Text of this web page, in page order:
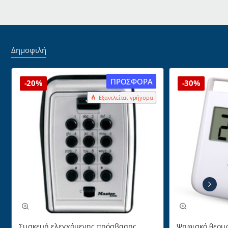
γκρι
Δημοφιλή
ΠΡΟΣΦΟΡΆ
Εξαντλείται γρήγορα
-20% -30%